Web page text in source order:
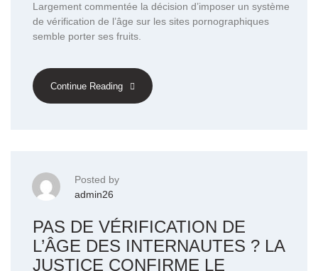
Largement commentée la décision d’imposer un système
de vérification de l’âge sur les sites pornographiques
semble porter ses fruits.
Continue Reading
Posted by
admin26
PAS DE VÉRIFICATION DE
L’ÂGE DES INTERNAUTES ? LA
JUSTICE CONFIRME LE